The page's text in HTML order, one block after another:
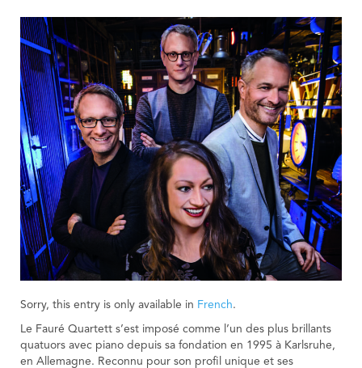
Sorry, this entry is only available in French.
Le Fauré Quartett s’est imposé comme l’un des plus brillants
quatuors avec piano depuis sa fondation en 1995 à Karlsruhe,
en Allemagne. Reconnu pour son profil unique et ses